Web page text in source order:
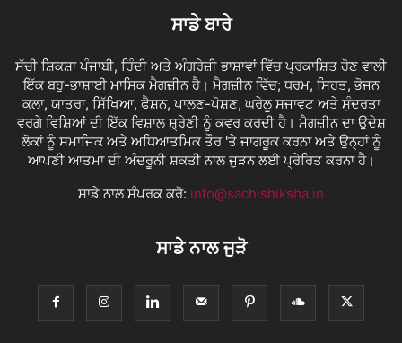
ਸਾਡੇ ਬਾਰੇ
ਸੱਚੀ ਸ਼ਿਕਸ਼ਾ ਪੰਜਾਬੀ, ਹਿੰਦੀ ਅਤੇ ਅੰਗਰੇਜ਼ੀ ਭਾਸ਼ਾਵਾਂ ਵਿੱਚ ਪ੍ਰਕਾਸ਼ਿਤ ਹੋਣ ਵਾਲੀ
ਇੱਕ ਬਹੁ-ਭਾਸ਼ਾਈ ਮਾਸਿਕ ਮੈਗਜ਼ੀਨ ਹੈ। ਮੈਗਜ਼ੀਨ ਵਿੱਚ; ਧਰਮ, ਸਿਹਤ, ਭੋਜਨ
ਕਲਾ, ਯਾਤਰਾ, ਸਿੱਖਿਆ, ਫੈਸ਼ਨ, ਪਾਲਣ-ਪੋਸ਼ਣ, ਘਰੇਲੂ ਸਜਾਵਟ ਅਤੇ ਸੁੰਦਰਤਾ
ਵਰਗੇ ਵਿਸ਼ਿਆਂ ਦੀ ਇੱਕ ਵਿਸ਼ਾਲ ਸ਼੍ਰੇਣੀ ਨੂੰ ਕਵਰ ਕਰਦੀ ਹੈ। ਮੈਗਜ਼ੀਨ ਦਾ ਉਦੇਸ਼
ਲੋਕਾਂ ਨੂੰ ਸਮਾਜਿਕ ਅਤੇ ਅਧਿਆਤਮਿਕ ਤੌਰ 'ਤੇ ਜਾਗਰੂਕ ਕਰਨਾ ਅਤੇ ਉਨ੍ਹਾਂ ਨੂੰ
ਆਪਣੀ ਆਤਮਾ ਦੀ ਅੰਦਰੂਨੀ ਸ਼ਕਤੀ ਨਾਲ ਜੁੜਨ ਲਈ ਪ੍ਰੇਰਿਤ ਕਰਨਾ ਹੈ।
ਸਾਡੇ ਨਾਲ ਸੰਪਰਕ ਕਰੋ: info@sachishiksha.in
ਸਾਡੇ ਨਾਲ ਜੁੜੋ